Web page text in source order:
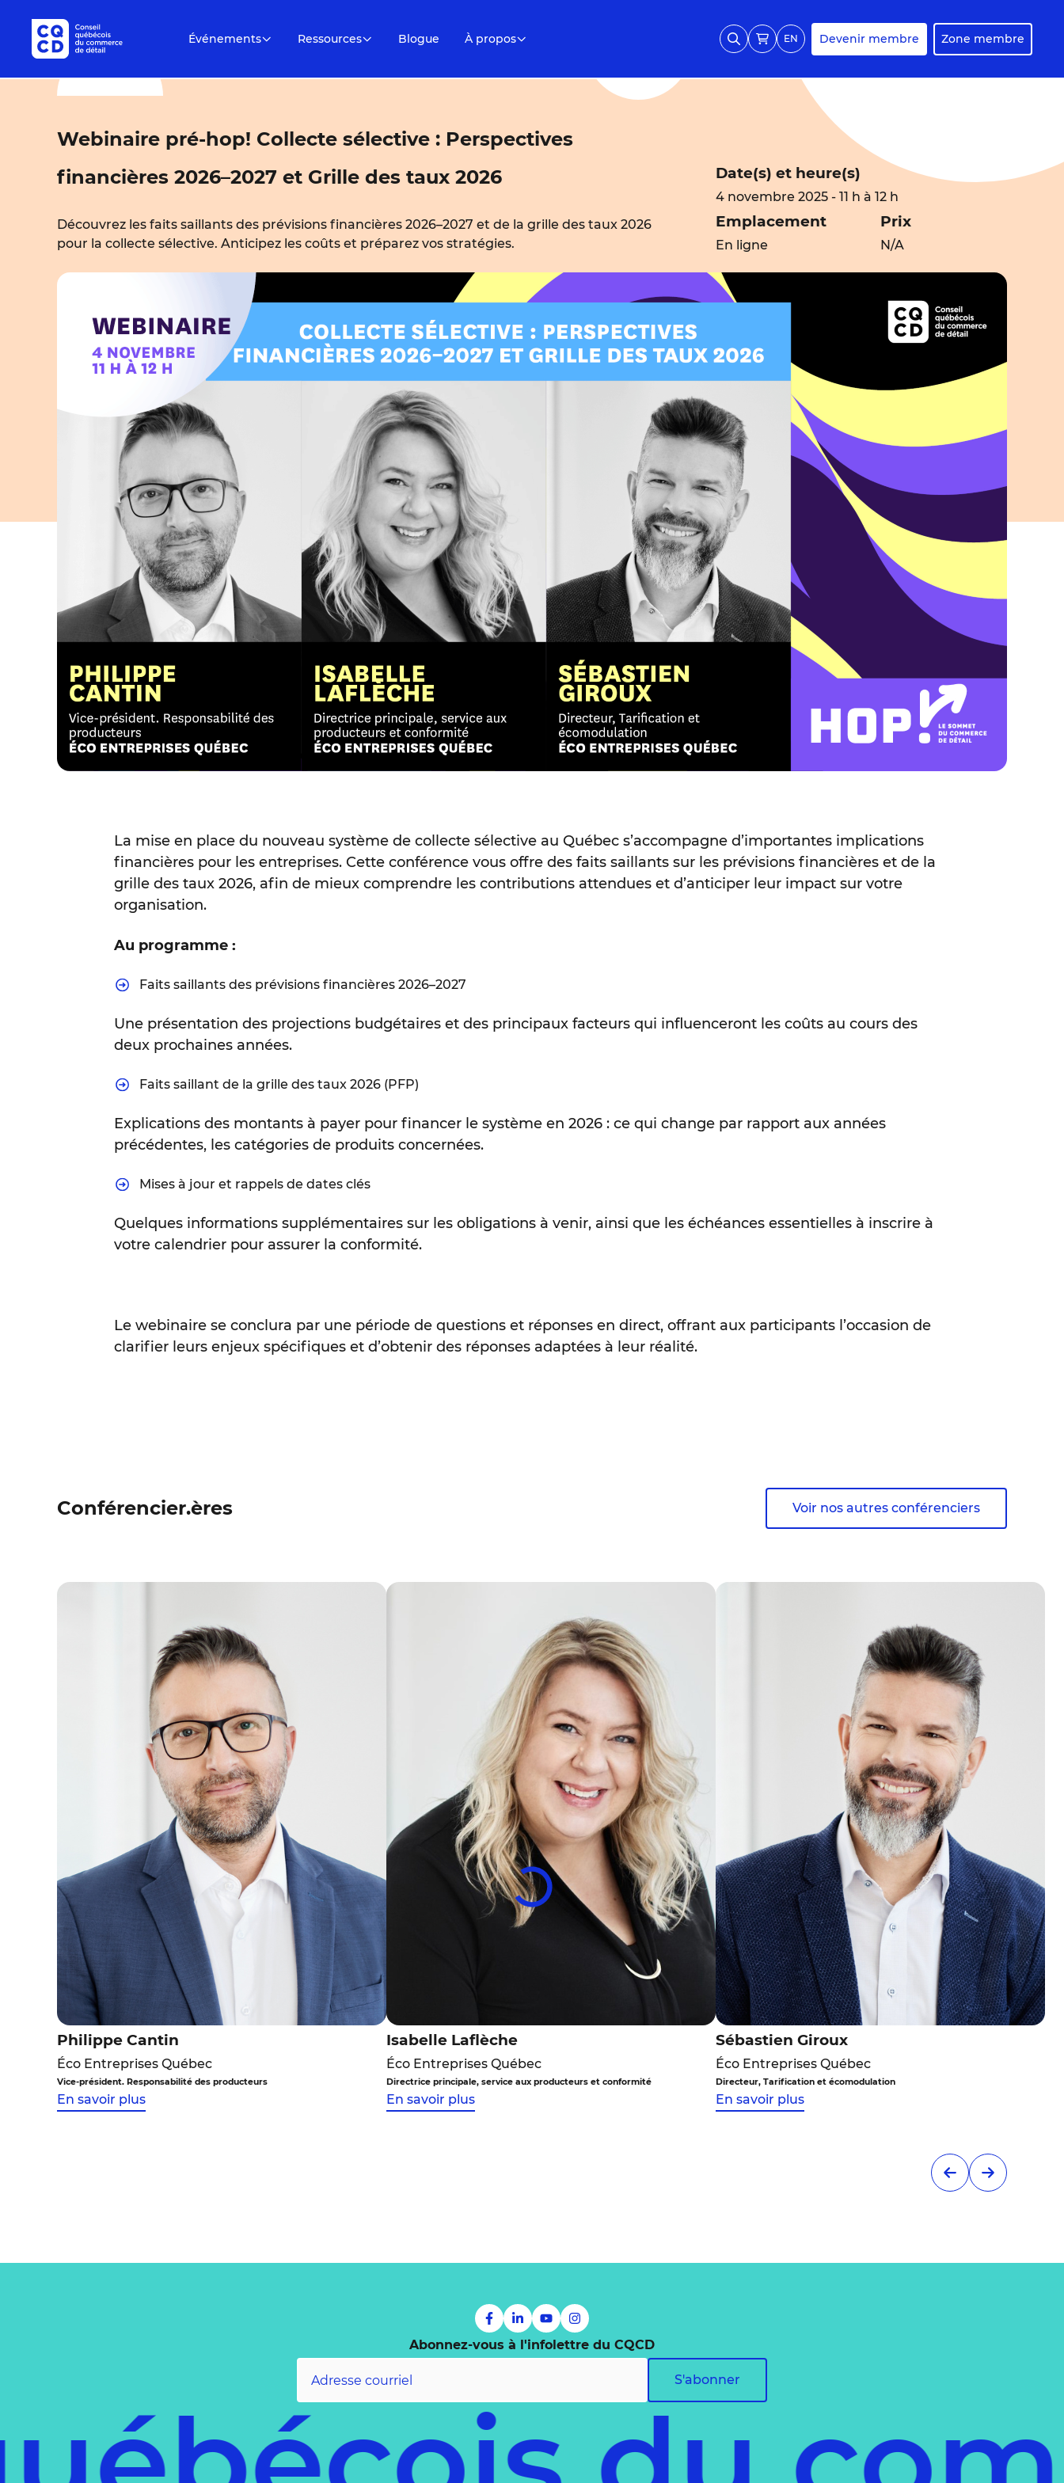
Événements Ressources Blogue À propos EN Devenir membre Zone membre
Webinaire pré-hop! Collecte sélective : Perspectives
financières 2026–2027 et Grille des taux 2026
Découvrez les faits saillants des prévisions financières 2026–2027 et de la grille des taux 2026
pour la collecte sélective. Anticipez les coûts et préparez vos stratégies.
Date(s) et heure(s)
4 novembre 2025 - 11 h à 12 h
Emplacement
En ligne
Prix
N/A
La mise en place du nouveau système de collecte sélective au Québec s’accompagne d’importantes implications
financières pour les entreprises. Cette conférence vous offre des faits saillants sur les prévisions financières et de la
grille des taux 2026, afin de mieux comprendre les contributions attendues et d’anticiper leur impact sur votre
organisation.
Au programme :
Faits saillants des prévisions financières 2026–2027
Une présentation des projections budgétaires et des principaux facteurs qui influenceront les coûts au cours des
deux prochaines années.
Faits saillant de la grille des taux 2026 (PFP)
Explications des montants à payer pour financer le système en 2026 : ce qui change par rapport aux années
précédentes, les catégories de produits concernées.
Mises à jour et rappels de dates clés
Quelques informations supplémentaires sur les obligations à venir, ainsi que les échéances essentielles à inscrire à
votre calendrier pour assurer la conformité.
Le webinaire se conclura par une période de questions et réponses en direct, offrant aux participants l’occasion de
clarifier leurs enjeux spécifiques et d’obtenir des réponses adaptées à leur réalité.
Conférencier.ères Voir nos autres conférenciers
Philippe Cantin
Éco Entreprises Québec
Vice-président. Responsabilité des producteurs
En savoir plus
Isabelle Laflèche
Éco Entreprises Québec
Directrice principale, service aux producteurs et conformité
En savoir plus
Sébastien Giroux
Éco Entreprises Québec
Directeur, Tarification et écomodulation
En savoir plus
Abonnez-vous à l'infolettre du CQCD
S'abonner